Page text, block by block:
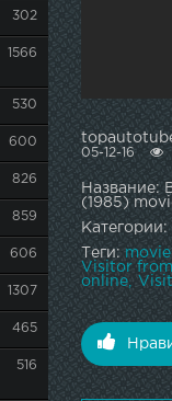
302
1566
530
600
826
859
606
1307
465
516
05-12-16
Название:
(1985)
Категории:
Теги:
Visitor
online